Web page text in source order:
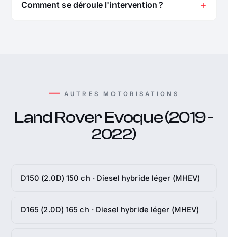
Comment se déroule l'intervention ?
AUTRES MOTORISATIONS
Land Rover Evoque (2019 -
2022)
D150 (2.0D) 150 ch · Diesel hybride léger (MHEV)
D165 (2.0D) 165 ch · Diesel hybride léger (MHEV)